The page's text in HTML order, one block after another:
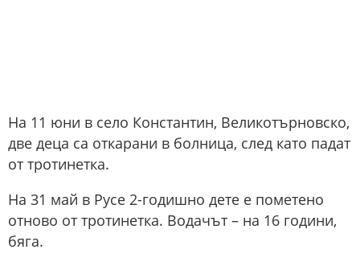
На 11 юни в село Константин, Великотърновско,
две деца са откарани в болница, след като падат
от тротинетка.
На 31 май в Русе 2-годишно дете е пометено
отново от тротинетка. Водачът – на 16 години,
бяга.